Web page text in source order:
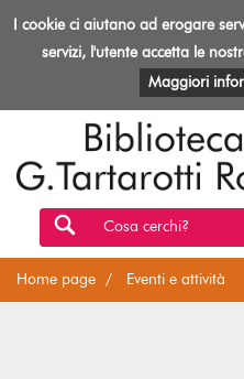
Biblioteca
Rovereto
EVENTI E ATTIVITÀ
Cosa cerchi?
Home page Eventi e attività
I cookie ci aiutano ad erogare
servizi, l'utente accetta le
Maggiori